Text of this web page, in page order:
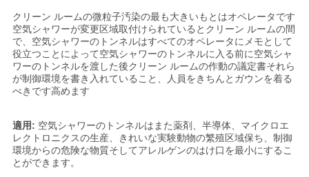
ス
事
件
地
図
クリーン ルームの微粒子汚染の最も大きいもとはオペレータです
空気シャワーが変更区域取付けられているとクリーン ルームの間
で、空気シャワーのトンネルはすべてのオペレータにメモとして
役立つことによって空気シャワーのトンネルに入る前に空気シャ
ワーのトンネルを渡した後クリーン ルームの作動の議定書それら
が制御環境を書き入れていること、人員をきちんとガウンを着る
べきです高めます
適用: 空気シャワーのトンネルはまた薬剤、半導体、マイクロエ
レクトロニクスの生産、きれいな実験動物の繁殖区域保ち、制御
環境からの危険な物質そしてアレルゲンのはけ口を最小にするこ
とができます。